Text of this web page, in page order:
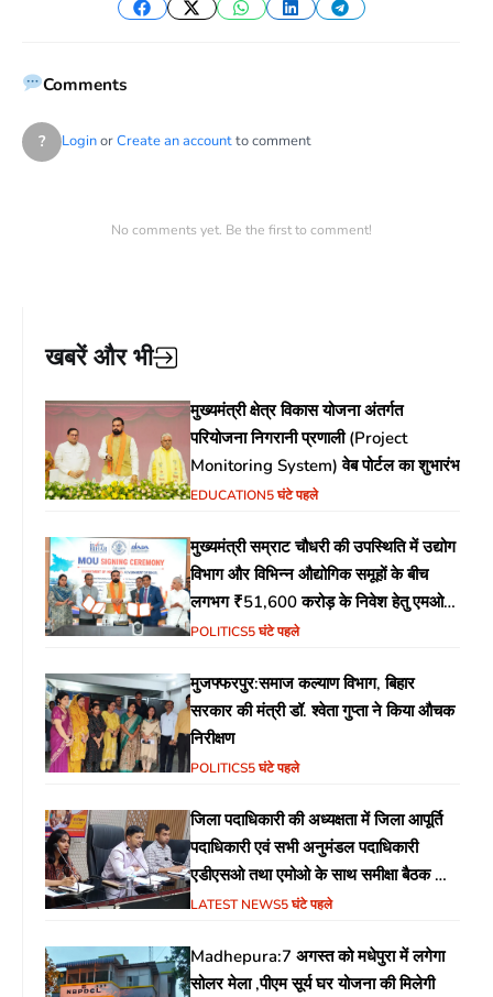
Facebook
TwitterWhatsApp
LinkedInTelegram
Comments
? LoginorCreate an accountto comment
No comments yet. Be the first to comment!
खबरें और भी
मुख्यमंत्री क्षेत्र विकास योजना अंतर्गत
परियोजना निगरानी प्रणाली (Project
Monitoring System) वेब पोर्टल का शुभारंभ
EDUCATION5 घंटे पहले
मुख्यमंत्री सम्राट चौधरी की उपस्थिति में उद्योग
विभाग और विभिन्न औद्योगिक समूहों के बीच
लगभग ₹51,600 करोड़ के निवेश हेतु एमओयू
(MoU) पर हस्ताक्षर
POLITICS5 घंटे पहले
मुजफ्फरपुर:समाज कल्याण विभाग, बिहार
सरकार की मंत्री डॉ. श्वेता गुप्ता ने किया औचक
निरीक्षण
POLITICS5 घंटे पहले
जिला पदाधिकारी की अध्यक्षता में जिला आपूर्ति
पदाधिकारी एवं सभी अनुमंडल पदाधिकारी
एडीएसओ तथा एमोओ के साथ समीक्षा बैठक का
आयोजन
LATEST NEWS5 घंटे पहले
Madhepura:7 अगस्त को मधेपुरा में लगेगा
सोलर मेला ,पीएम सूर्य घर योजना की मिलेगी